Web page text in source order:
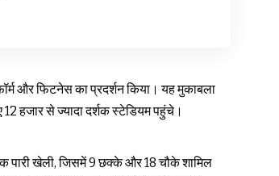
और फिटनेस का प्रदर्शन किया। यह मुकाबला
हजार से ज्यादा दर्शक स्टेडियम पहुंचे।
पारी खेली, जिसमें 9 छक्के और 18 चौके शामिल